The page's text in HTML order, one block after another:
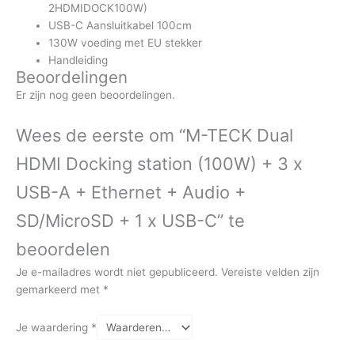
2HDMIDOCK100W)
USB-C Aansluitkabel 100cm
130W voeding met EU stekker
Handleiding
Beoordelingen
Er zijn nog geen beoordelingen.
Wees de eerste om “M-TECK Dual
HDMI Docking station (100W) + 3 x
USB-A + Ethernet + Audio +
SD/MicroSD + 1 x USB-C” te
beoordelen
Je e-mailadres wordt niet gepubliceerd. Vereiste velden zijn
gemarkeerd met *
Je waardering *